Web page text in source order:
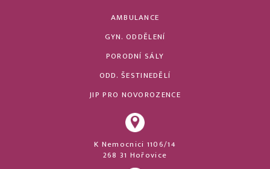
AMBULANCE
GYN. ODDĚLENÍ
PORODNÍ SÁLY
ODD. ŠESTINEDĚLÍ
JIP PRO NOVOROZENCE
K Nemocnici 1106/14
268 31 Hořovice